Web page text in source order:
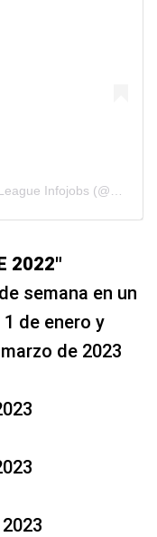
2022″
semana en un
de enero y
de 2023